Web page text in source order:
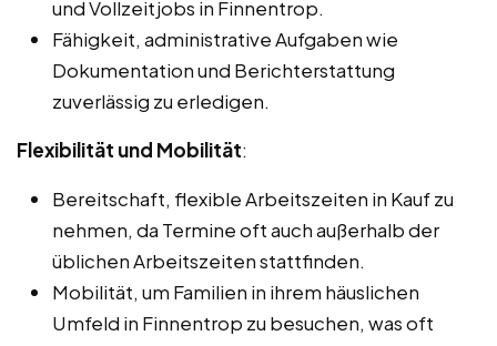
und Vollzeitjobs in Finnentrop.
Fähigkeit, administrative Aufgaben wie
Dokumentation und Berichterstattung
zuverlässig zu erledigen.
Flexibilität und Mobilität:
Bereitschaft, flexible Arbeitszeiten in Kauf zu
nehmen, da Termine oft auch außerhalb der
üblichen Arbeitszeiten stattfinden.
Mobilität, um Familien in ihrem häuslichen
Umfeld in Finnentrop zu besuchen, was oft